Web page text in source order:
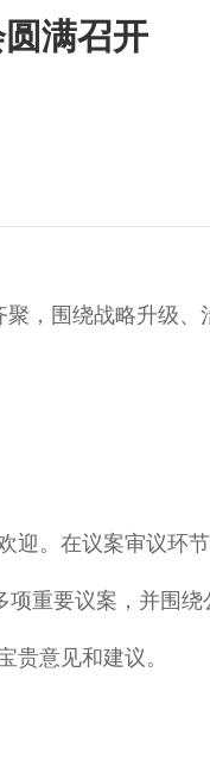
满召开
，围绕战略升级、
迎。在议案审议环
重要议案，并围
贵意见和建议。